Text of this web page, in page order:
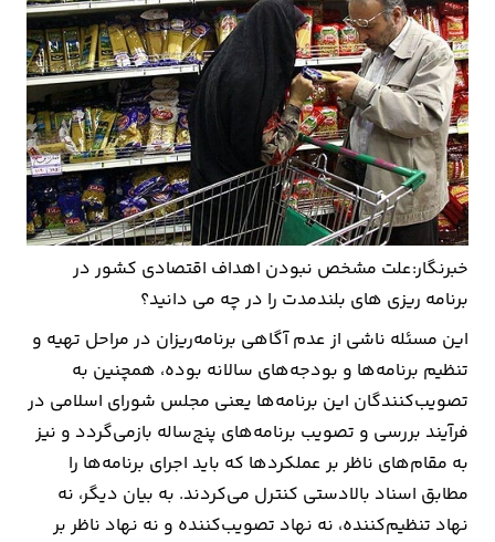
خبرنگار:علت مشخص نبودن اهداف اقتصادی کشور در
برنامه ریزی های بلندمدت را در چه می دانید؟
این مسئله ناشی از عدم آگاهی برنامه‌ریزان در مراحل تهیه و
تنظیم برنامه‌ها و بودجه‌های سالانه بوده، همچنین به
تصویب‌کنندگان این برنامه‌ها یعنی مجلس شورای اسلامی در
فرآیند بررسی و تصویب برنامه‌های پنج‌ساله بازمی‌گردد و نیز
به مقام‌های ناظر بر عملکردها که باید اجرای برنامه‌ها را
مطابق اسناد بالادستی کنترل می‌کردند. به بیان دیگر، نه
نهاد تنظیم‌کننده، نه نهاد تصویب‌کننده و نه نهاد ناظر بر